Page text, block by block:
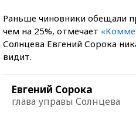
Раньше чиновники обещали
чем на 25%, отмечает
Солнцева Евгений Сорока
видит.
Евгений Сорока
глава управы Солнцева